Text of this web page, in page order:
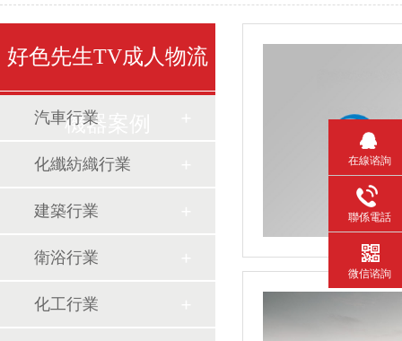
貨架係統
好色先生TV成人物流
機器案例
汽車行業
化纖紡織行業
建築行業
衛浴行業
化工行業
在線谘詢
聯係電話
微信谘詢